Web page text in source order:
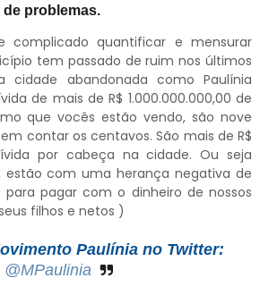
de problemas.
complicado quantificar e mensurar
tem passado de ruim nos últimos
cidade abandonada como Paulínia
de mais de R$ 1.000.000.000,00 de
que vocês estão vendo, são nove
contar os centavos. São mais de R$
por cabeça na cidade. Ou seja
estão com uma herança negativa de
para pagar com o dinheiro de nossos
filhos e netos )
Paulínia no Twitter:
@MPaulinia